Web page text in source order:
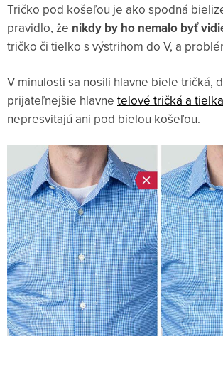
Tričko pod košeľou je ako spodná
pravidlo, že nikdy by ho nemalo byť
tričko či tielko s výstrihom do V, a
V minulosti sa nosili hlavne biele tričká,
prijateľnejšie hlavne telové tričká a tielka
nepresvitajú ani pod bielou košeľou.